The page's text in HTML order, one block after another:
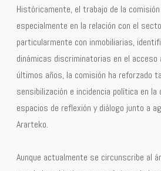
Históricamente, el trabajo de la
especialmente en la relación con el
particularmente con inmobiliarias,
dinámicas discriminatorias en el acceso
últimos años, la comisión ha reforzado
sensibilización e incidencia política en la
espacios de reflexión y diálogo junto a
Ararteko.
Aunque actualmente se circunscribe al